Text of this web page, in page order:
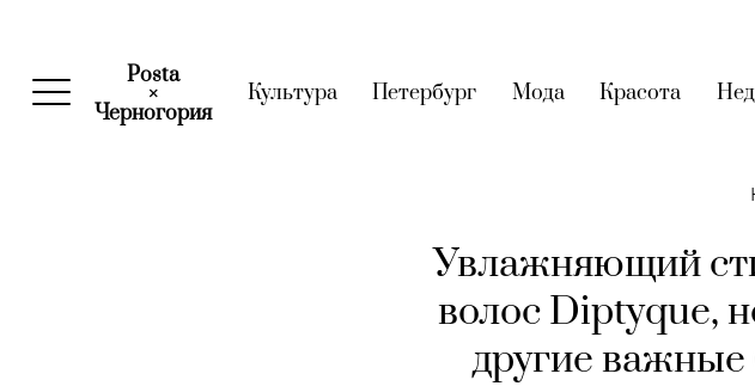
Posta
×
Черногория(current)
Культура(current)
Петербург (current)
Мода(current)
Красота
Увлажняющий
волос Diptyque,
другие